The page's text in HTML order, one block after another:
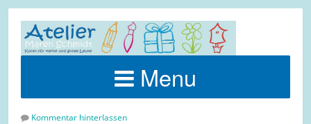
Menu
Kommentar hinterlassen